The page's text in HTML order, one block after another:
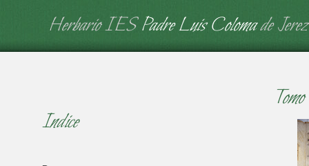
Herbario IES Padre Luis Colomade Jerez
Indice